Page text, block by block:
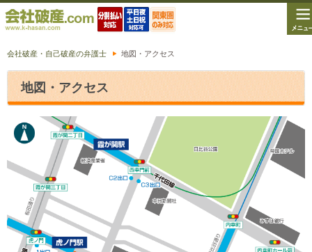
会社破産・自己破産の弁護士 地図・アクセス
地図・アクセス